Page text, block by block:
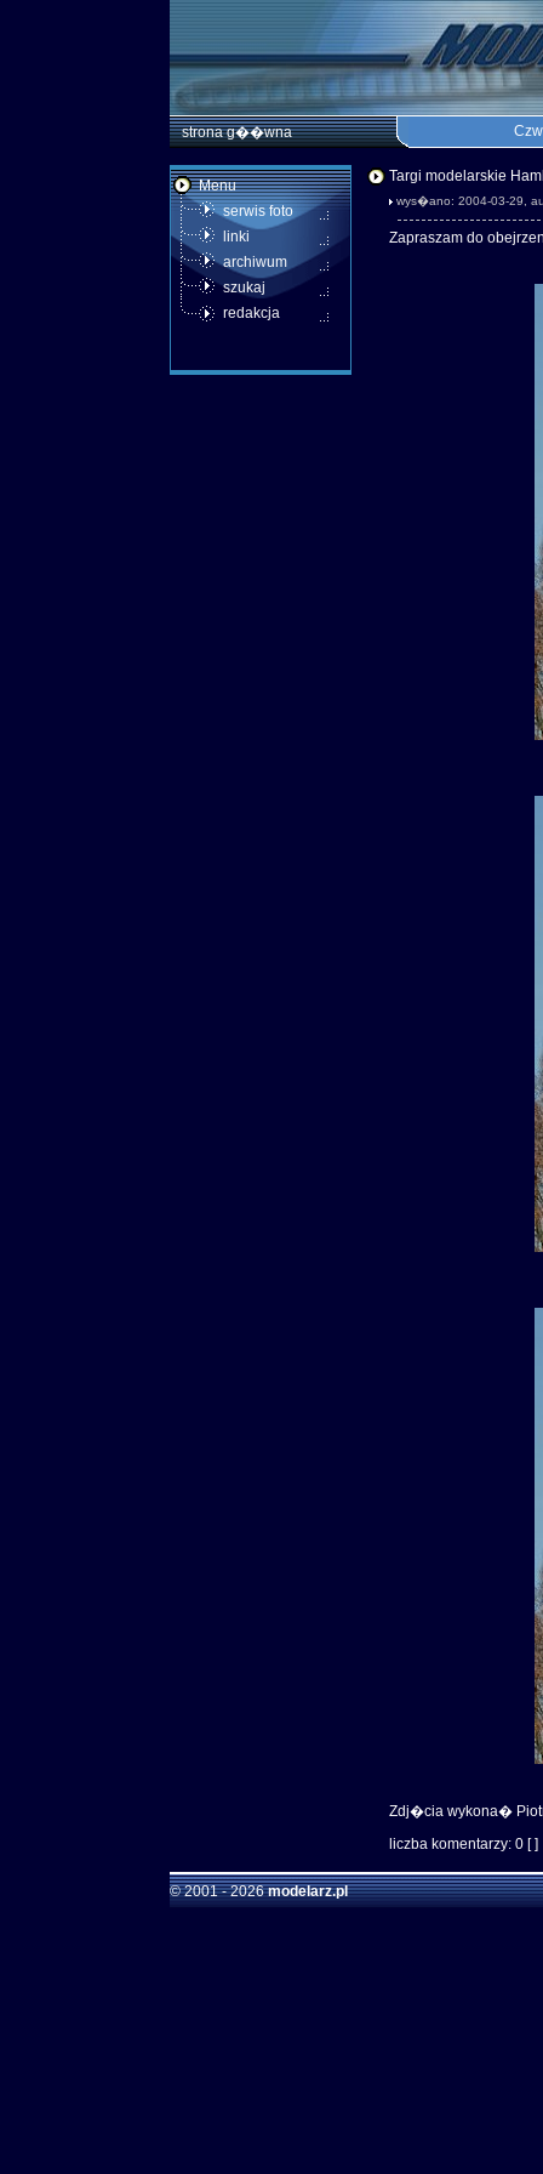
strona g��wna
Menu
serwis foto
linki
archiwum
szukaj
redakcja
Targi modelarskie
wys�ano: 2004-03-29,
Zapraszam do
Zdj�cia wykona�
liczba komentarzy: 0 [ ]
© 2001 - 2026modelarz.pl